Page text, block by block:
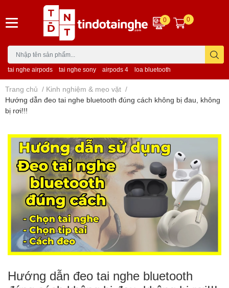
tai nghe airpods tai nghe sony airpods 4 loa bluetooth
0 0
Trang chủ / Kinh nghiệm & mẹo vặt /
Hướng dẫn đeo tai nghe bluetooth đúng cách không bị đau, không
bị rơi!!!
Hướng dẫn đeo tai nghe bluetooth